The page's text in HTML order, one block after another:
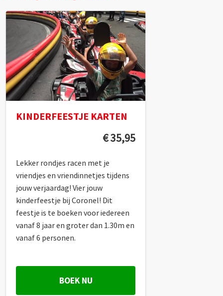
KINDERFEESTJE KARTEN
€ 35,95
Lekker rondjes racen met je
vriendjes en vriendinnetjes tijdens
jouw verjaardag! Vier jouw
kinderfeestje bij Coronel! Dit
feestje is te boeken voor iedereen
vanaf 8 jaar en groter dan 1.30m en
vanaf 6 personen.
BOEK NU